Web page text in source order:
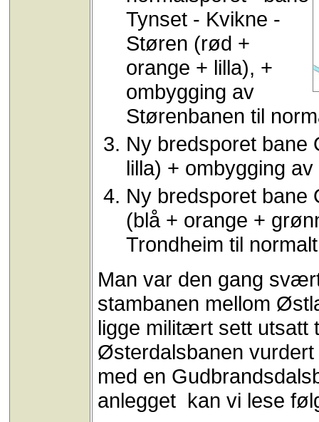
Tynset - Kvikne -
Støren (rød +
orange + lilla), +
ombygging av
Størenbanen til
Ny bredsporet bane
lilla) + ombygging
Ny bredsporet bane
(blå + orange +
Trondheim til
Man var den gang
stambanen mellom
ligge militært sett utsatt
Østerdalsbanen
med en
anlegget kan vi lese